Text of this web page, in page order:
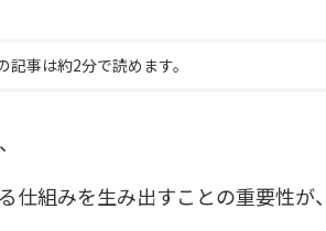
記事は約2分で読めます。
組みを生み出すことの重要性が